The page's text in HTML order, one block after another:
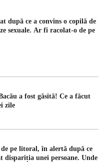
după ce a convins o copilă de
sexuale. Ar fi racolat-o de pe
a fost găsită! Ce a făcut
zile
pe litoral, în alertă după ce
dispariția unei persoane. Unde